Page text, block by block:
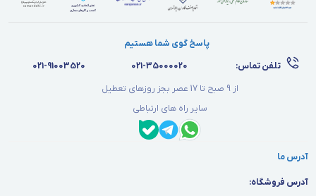
پاسخ گوی شما هستیم
تلفن تماس:
021-35000020
021-91003520
از 9 صبح تا 17 عصر بجز روزهای تعطیل
سایر راه های ارتباطی
آدرس ما
آدرس فروشگاه: